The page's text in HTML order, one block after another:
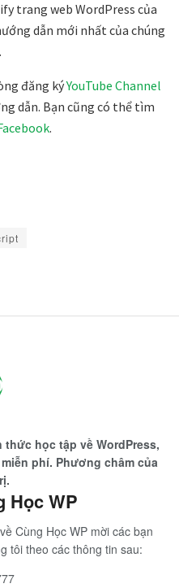
trang web WordPress của
dẫn mới nhất của chúng
đăng kýYouTube Channel
dẫn. Bạn cũng có thể tìm
.
thức học tập về WordPress,
phí. Phương châm của
Học WP
Cùng Học WP mời các bạn
tôi theo các thông tin sau: